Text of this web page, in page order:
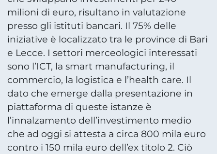
milioni di euro, risultano in valutazione
presso gli istituti bancari. Il 75% delle
iniziative è localizzato tra le province di Bari
e Lecce. I settori merceologici interessati
sono l’ICT, la smart manufacturing, il
commercio, la logistica e l’health care. Il
dato che emerge dalla presentazione in
piattaforma di queste istanze è
l’innalzamento dell’investimento medio
che ad oggi si attesta a circa 800 mila euro
contro i 150 mila euro dell’ex titolo 2. Ciò